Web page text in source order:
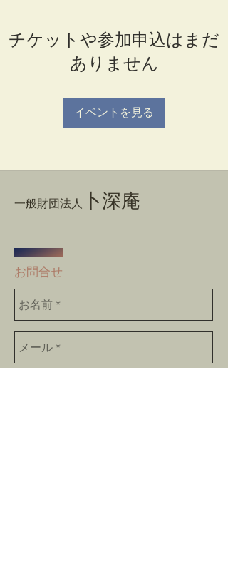
チケットや参加申込はまだ
ありません
イベントを見る
一般財団法人 卜深庵
​お問合せ